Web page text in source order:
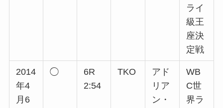
ライ
級王
座決
定戦
2014
年4
月6
◯
6R
2:54
TKO
アド
リア
ン・
WB
C世
界ラ